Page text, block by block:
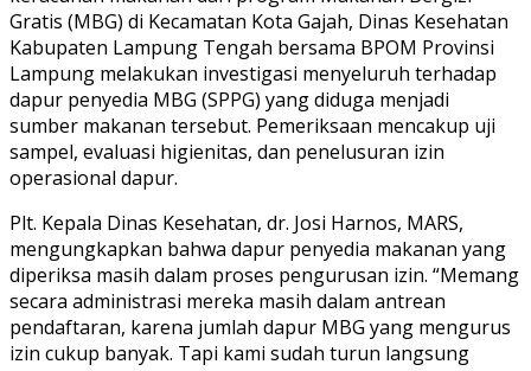
Gratis (MBG) di Kecamatan Kota Gajah, Dinas Kesehatan
Kabupaten Lampung Tengah bersama BPOM Provinsi
Lampung melakukan investigasi menyeluruh terhadap
dapur penyedia MBG (SPPG) yang diduga menjadi
sumber makanan tersebut. Pemeriksaan mencakup uji
sampel, evaluasi higienitas, dan penelusuran izin
operasional dapur.
Plt. Kepala Dinas Kesehatan, dr. Josi Harnos, MARS,
mengungkapkan bahwa dapur penyedia makanan yang
diperiksa masih dalam proses pengurusan izin. “Memang
secara administrasi mereka masih dalam antrean
pendaftaran, karena jumlah dapur MBG yang mengurus
izin cukup banyak. Tapi kami sudah turun langsung